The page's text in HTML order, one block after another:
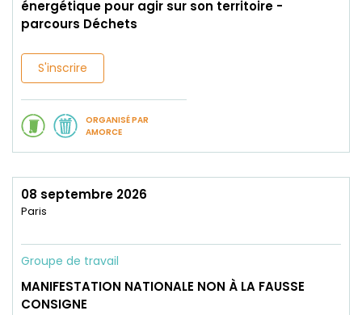
énergétique pour agir sur son territoire -
parcours Déchets
S'inscrire
ORGANISÉ PAR
AMORCE
08 septembre 2026
Paris
Groupe de travail
MANIFESTATION NATIONALE NON À LA FAUSSE
CONSIGNE